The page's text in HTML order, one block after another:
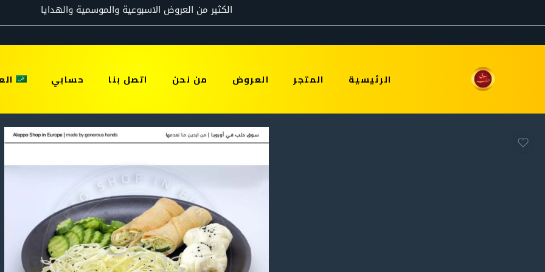
الرئيسية المتجر العروض من نحن اتصل بنا حسابي